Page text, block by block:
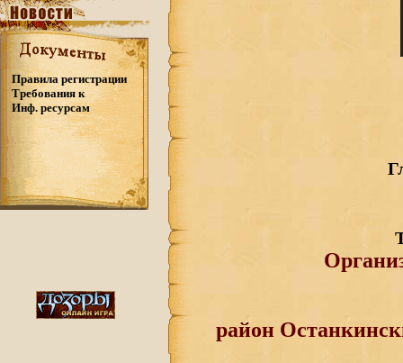
Правила регистрации
Требования к
Инф. ресурсам
район